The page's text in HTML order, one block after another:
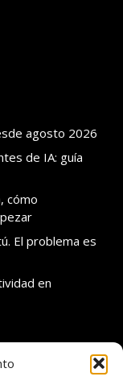
agosto 2026
de IA: guía
cómo
El problema es
en